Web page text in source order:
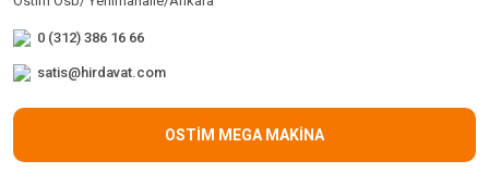
0 (312) 386 16 66
satis@hirdavat.com
OSTİM MEGA MAKİNA